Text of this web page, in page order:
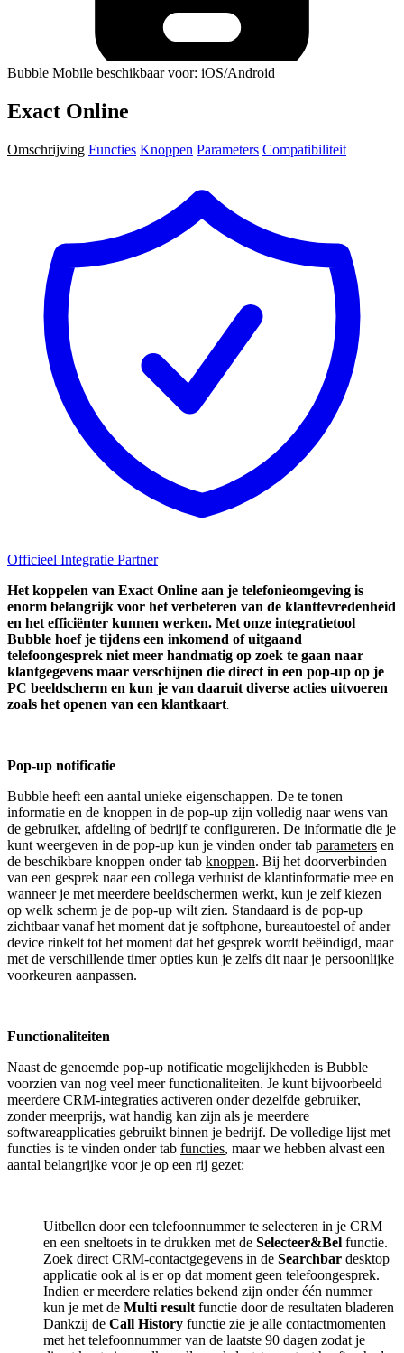
Bubble Mobile beschikbaar voor: iOS/Android
Exact Online
Omschrijving Functies Knoppen Parameters Compatibiliteit
Officieel Integratie Partner
Het koppelen van Exact Online aan je telefonieomgeving is
enorm belangrijk voor het verbeteren van de klanttevredenheid
en het efficiënter kunnen werken. Met onze integratietool
Bubble hoef je tijdens een inkomend of uitgaand
telefoongesprek niet meer handmatig op zoek te gaan naar
klantgegevens maar verschijnen die direct in een pop-up op je
PC beeldscherm en kun je van daaruit diverse acties uitvoeren
zoals het openen van een klantkaart.
Pop-up notificatie
Bubble heeft een aantal unieke eigenschappen. De te tonen
informatie en de knoppen in de pop-up zijn volledig naar wens van
de gebruiker, afdeling of bedrijf te configureren. De informatie die je
kunt weergeven in de pop-up kun je vinden onder tab parameters en
de beschikbare knoppen onder tab knoppen. Bij het doorverbinden
van een gesprek naar een collega verhuist de klantinformatie mee en
wanneer je met meerdere beeldschermen werkt, kun je zelf kiezen
op welk scherm je de pop-up wilt zien. Standaard is de pop-up
zichtbaar vanaf het moment dat je softphone, bureautoestel of ander
device rinkelt tot het moment dat het gesprek wordt beëindigd, maar
met de verschillende timer opties kun je zelfs dit naar je persoonlijke
voorkeuren aanpassen.
Functionaliteiten
Naast de genoemde pop-up notificatie mogelijkheden is Bubble
voorzien van nog veel meer functionaliteiten. Je kunt bijvoorbeeld
meerdere CRM-integraties activeren onder dezelfde gebruiker,
zonder meerprijs, wat handig kan zijn als je meerdere
softwareapplicaties gebruikt binnen je bedrijf. De volledige lijst met
functies is te vinden onder tab functies, maar we hebben alvast een
aantal belangrijke voor je op een rij gezet:
Uitbellen door een telefoonnummer te selecteren in je CRM
en een sneltoets in te drukken met de Selecteer&Bel functie.
Zoek direct CRM-contactgegevens in de Searchbar desktop
applicatie ook al is er op dat moment geen telefoongesprek.
Indien er meerdere relaties bekend zijn onder één nummer
kun je met de Multi result functie door de resultaten bladeren
Dankzij de Call History functie zie je alle contactmomenten
met het telefoonnummer van de laatste 90 dagen zodat je